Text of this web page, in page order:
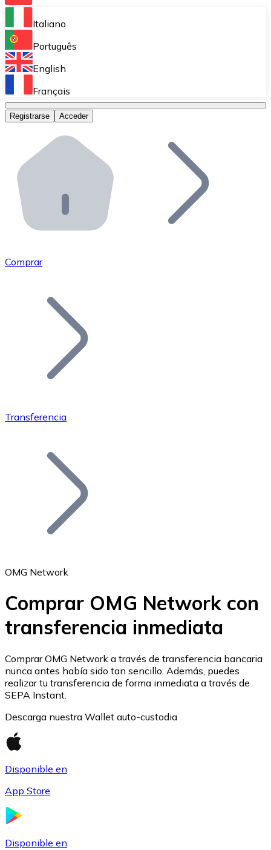
Bitnovo Ramp
Integra nuestra solución en tu plataforma.
Bitnovo Giftcards
Bitnovo OTC
Bitnovo ATM
Integra un ATM Bitnovo en tu negocio y permite que
Bitnovo API
Integra nuestra API en tu ecosistema.
Únete a nuestra red de distribuidores.
Añade tu proyecto a nuestro ecosistema.
Bitcoin
Ethereum
ETH
Italiano
Português
English
Français
Registrarse Acceder
Comprar
Transferencia
OMG Network
Comprar OMG Network con
transferencia inmediata
Comprar OMG Network a través de transferencia bancaria
nunca antes había sido tan sencillo. Además, puedes
realizar tu transferencia de forma inmediata a través de
SEPA Instant.
Descarga nuestra Wallet auto-custodia
Disponible en
App Store
Disponible en